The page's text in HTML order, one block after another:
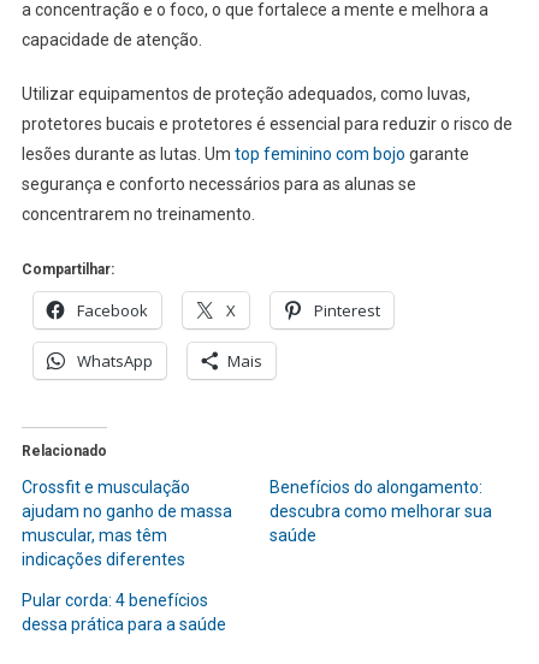
a concentração e o foco, o que fortalece a mente e melhora a
capacidade de atenção.
Utilizar equipamentos de proteção adequados, como luvas,
protetores bucais e protetores é essencial para reduzir o risco de
lesões durante as lutas. Um top feminino com bojo garante
segurança e conforto necessários para as alunas se
concentrarem no treinamento.
Compartilhar:
Facebook X Pinterest
WhatsApp Mais
Relacionado
Crossfit e musculação
ajudam no ganho de massa
muscular, mas têm
indicações diferentes
Benefícios do alongamento:
descubra como melhorar sua
saúde
Pular corda: 4 benefícios
dessa prática para a saúde